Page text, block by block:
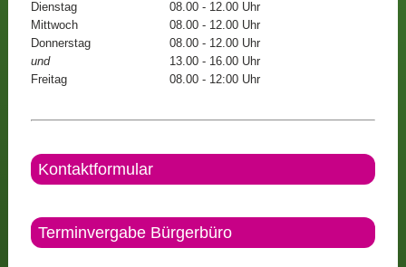
Dienstag
08.00 - 12.00 Uhr
Mittwoch
08.00 - 12.00 Uhr
Donnerstag
08.00 - 12.00 Uhr
und
13.00 - 16.00 Uhr
Freitag
08.00 - 12:00 Uhr
Kontaktformular
Terminvergabe Bürgerbüro